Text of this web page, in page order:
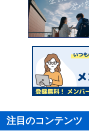
注目のコンテンツ